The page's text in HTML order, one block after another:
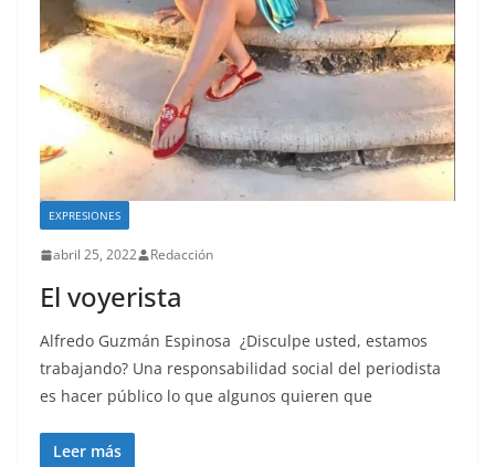
EXPRESIONES
abril 25, 2022 Redacción
El voyerista
Alfredo Guzmán Espinosa ¿Disculpe usted, estamos
trabajando? Una responsabilidad social del periodista
es hacer público lo que algunos quieren que
Leer más